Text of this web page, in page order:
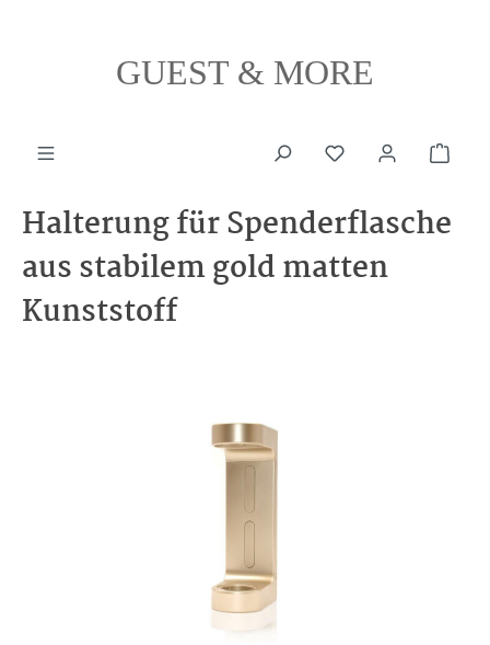
GUEST & MORE
Halterung für Spenderflasche
aus stabilem gold matten
Kunststoff